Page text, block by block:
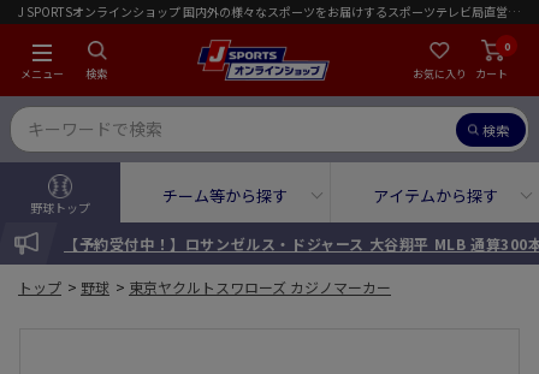
J SPORTSオンラインショップ 国内外の様々なスポーツをお届けするスポーツテレビ局直営店｜会員限定初回ご注文送料無料キャンペーン実施中！
メニュー 検索 お気に入り カート
0
検索
野球トップ
チーム等から探す
アイテムから探す
INFORMATION【予約受付中！】ロサンゼルス・ドジャース 大谷翔平 MLB 通算300
トップ > 野球 > 東京ヤクルトスワローズ カジノマーカー